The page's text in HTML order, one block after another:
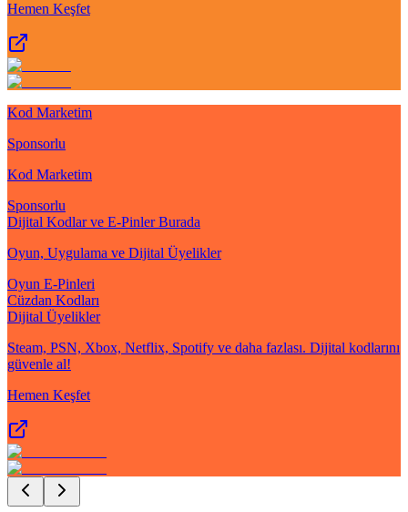
Hemen Keşfet
Kod Marketim
Sponsorlu
Kod Marketim
Sponsorlu
Dijital Kodlar ve E-Pinler Burada
Oyun, Uygulama ve Dijital Üyelikler
Oyun E-Pinleri
Cüzdan Kodları
Dijital Üyelikler
Steam, PSN, Xbox, Netflix, Spotify ve daha fazlası. Dijital kodlarını
güvenle al!
Hemen Keşfet